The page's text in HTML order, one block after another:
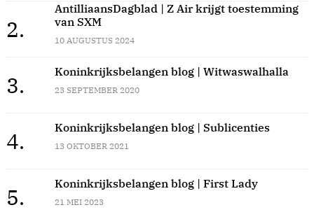
2.
AntilliaansDagblad | Z Air krijgt toestemming
van SXM
10 AUGUSTUS 2024
3.
Koninkrijksbelangen blog | Witwaswalhalla
23 SEPTEMBER 2020
4.
Koninkrijksbelangen blog | Sublicenties
13 OKTOBER 2021
5.
Koninkrijksbelangen blog | First Lady
21 MEI 2023